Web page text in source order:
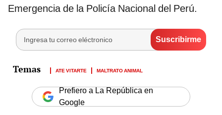
Emergencia de la Policía Nacional del Perú.
ATE VITARTE MALTRATO ANIMAL
Prefiero a La República en
Google